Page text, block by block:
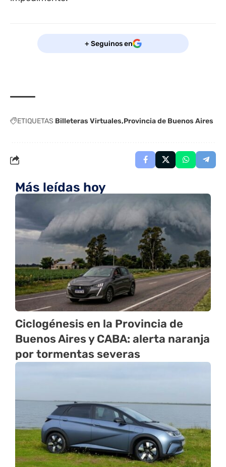
+ Seguinos en
ETIQUETAS Billeteras Virtuales Provincia de Buenos Aires
Más leídas hoy
Ciclogénesis en la Provincia de
Buenos Aires y CABA: alerta naranja
por tormentas severas